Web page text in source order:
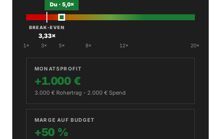
Du · 5,0×
BREAK-EVEN
3,33×
1× 3× 5× 8× 12× 20×
MONATSPROFIT
+1.000 €
3.000 € Rohertrag - 2.000 € Spend
MARGE AUF BUDGET
+50 %